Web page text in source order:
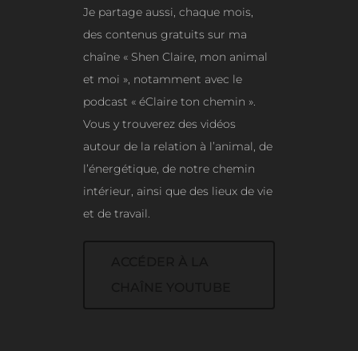
Je partage aussi, chaque mois,
des contenus gratuits sur ma
chaîne « Shen Claire, mon animal
et moi », notamment avec le
podcast « éClaire ton chemin ».
Vous y trouverez des vidéos
autour de la relation à l’animal, de
l’énergétique, de notre chemin
intérieur, ainsi que des lieux de vie
et de travail.